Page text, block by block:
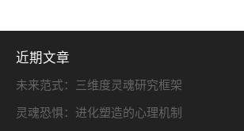
近期文章
未来范式：三维度灵魂研究框架
灵魂恐惧：进化塑造的心理机制